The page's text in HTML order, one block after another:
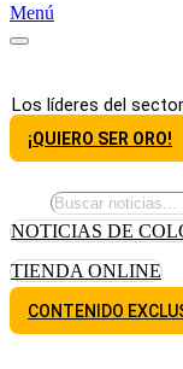
Menú
Los líderes del
¡QUIERO SER ORO!
NOTICIAS DE
TIENDA ONLINE
CONTENIDO